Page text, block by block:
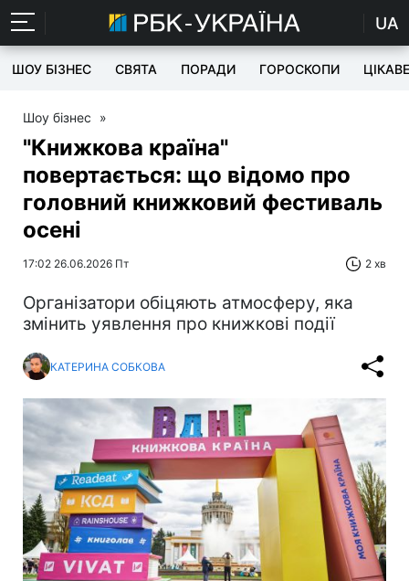
UA
ШОУ БІЗНЕС СВЯТА ПОРАДИ ГОРОСКОПИ ЦІКАВЕ
Шоу бізнес »
"Книжкова країна"
повертається: що відомо про
головний книжковий фестиваль
осені
17:02 26.06.2026 Пт 2 хв
Організатори обіцяють атмосферу, яка
змінить уявлення про книжкові події
КАТЕРИНА СОБКОВА